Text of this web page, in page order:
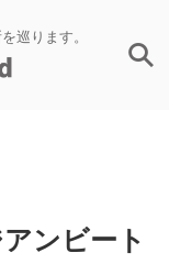
巡ります。
ンビート